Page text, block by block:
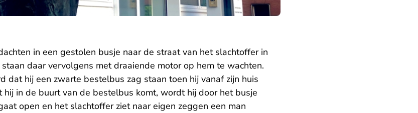
in een gestolen busje naar de straat van het slachtoffer in
daar vervolgens met draaiende motor op hem te wachten.
dat hij een zwarte bestelbus zag staan toen hij vanaf zijn huis
in de buurt van de bestelbus komt, wordt hij door het busje
open en het slachtoffer ziet naar eigen zeggen een man